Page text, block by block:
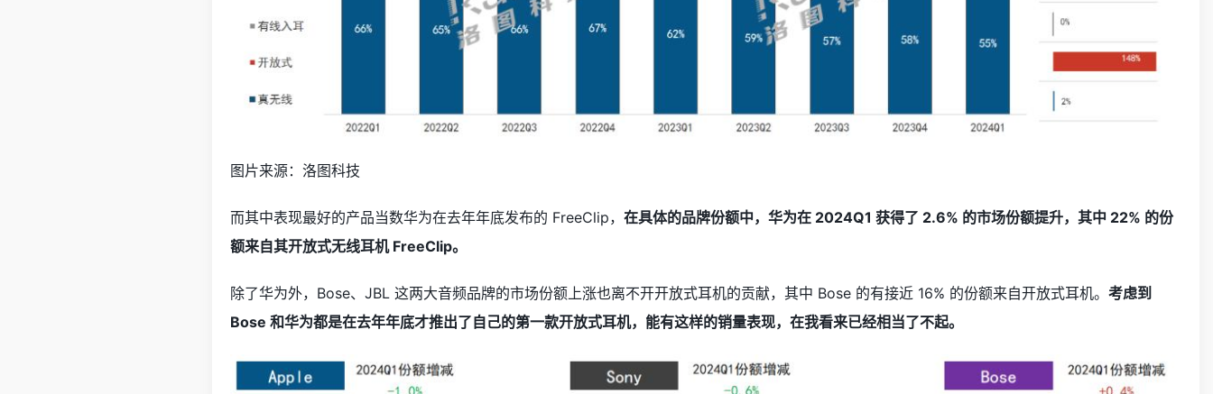
图片来源：洛图科技
而其中表现最好的产品当数华为在去年年底发布的 FreeClip， 在具体的品牌份额中，华为在 2024Q1 获得了 2.6% 的市场份额提升，其中 22% 的份
额来自其开放式无线耳机 FreeClip。
除了华为外，Bose、JBL 这两大音频品牌的市场份额上涨也离不开开放式耳机的贡献，其中 Bose 的有接近 16% 的份额来自开放式耳机。 考虑到
Bose 和华为都是在去年年底才推出了自己的第一款开放式耳机，能有这样的销量表现，在我看来已经相当了不起。